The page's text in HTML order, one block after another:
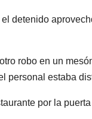
detenido
robo en un
personal estaba
por la